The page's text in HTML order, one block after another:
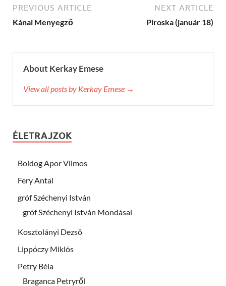
PREVIOUS ARTICLE
Kánai Menyegző
NEXT ARTICLE
Piroska (január 18)
About Kerkay Emese
View all posts by Kerkay Emese →
ÉLETRAJZOK
Boldog Apor Vilmos
Fery Antal
gróf Széchenyi István
gróf Széchenyi István Mondásai
Kosztolányi Dezsö
Lippóczy Miklós
Petry Béla
Braganca Petryről